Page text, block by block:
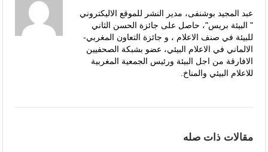
عبد المجيد بوشنفى، مدير النشر للموقع الاليكتروني
" البيئة بريس"، حاصل على جائزة الحسن الثاني
للبيئة في صنف الاعلام ، و جائزة التعاون المغربي-
الالماني في الاعلام البيئي، عضو بشبكة الصحفيين
الافارقة من اجل البيئة ورئيس الجمعية المغربية
للاعلام البيئي والمناخ.
مقالات ذات صله